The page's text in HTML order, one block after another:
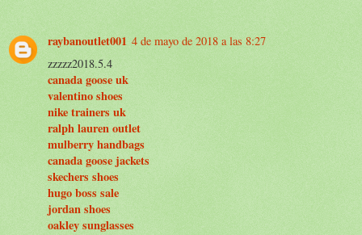
raybanoutlet001 4 de mayo de 2018 a las 8:27
zzzzz2018.5.4
canada goose uk
valentino shoes
nike trainers uk
ralph lauren outlet
mulberry handbags
canada goose jackets
skechers shoes
hugo boss sale
jordan shoes
oakley sunglasses